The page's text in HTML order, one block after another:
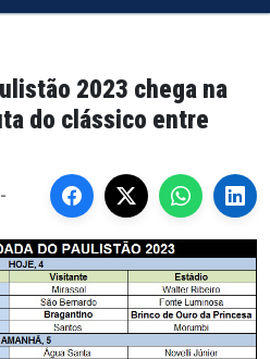
2023 chega na
do clássico entre